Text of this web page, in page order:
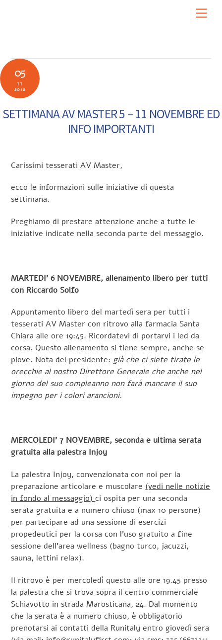
05
11
2012
SETTIMANA AV MASTER 5 – 11 NOVEMBRE ED
INFO IMPORTANTI
Carissimi tesserati AV Master,
ecco le informazioni sulle iniziative di questa
settimana.
Preghiamo di prestare attenzione anche a tutte le
iniziative indicate nella seconda parte del messaggio.
MARTEDI’ 6 NOVEMBRE, allenamento libero per tutti
con Riccardo Solfo
Appuntamento libero del martedì sera per tutti i
tesserati AV Master con ritrovo alla farmacia Santa
Chiara alle ore 19:45. Ricordatevi di portarvi i led da
corsa. Questo allenamento si tiene sempre, anche se
piove. Nota del presidente: già che ci siete tirate le
orecchie al nostro Direttore Generale che anche nel
giorno del suo compleanno non farà mancare il suo
impegno per i colori arancioni.
MERCOLEDI’ 7 NOVEMBRE, seconda e ultima serata
gratuita alla palestra Injoy
La palestra Injoy, convenzionata con noi per la
preparazione articolare e muscolare (vedi nelle notizie
in fondo al messaggio)ci ospita per una seconda
serata gratuita e a numero chiuso (max 10 persone)
per partecipare ad una sessione di esercizi
propedeutici per la corsa con l’uso gratuito a fine
sessione dell’area wellness (bagno turco, jacuzzi,
sauna, lettini relax).
Il ritrovo è per mercoledì questo alle ore 19.45 presso
la palestra che si trova sopra il centro commerciale
Schiavotto in strada Marosticana, 24. Dal momento
che la serata è a numero chiuso, è obbligatorio
prenotarsi ai contatti della Runitaly entro giovedì sera